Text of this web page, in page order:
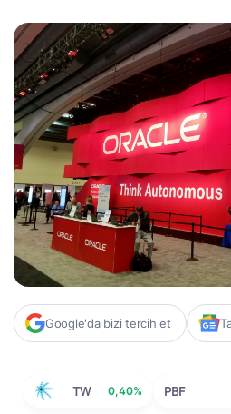
Google'da bizi tercih et
TW 0,40% PBF